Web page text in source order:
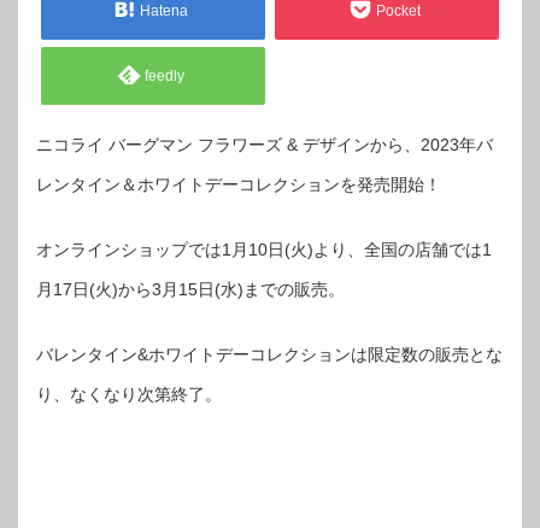
Hatena Pocket
feedly
ニコライ バーグマン フラワーズ & デザインから、2023年バ
レンタイン＆ホワイトデーコレクションを発売開始！
オンラインショップでは1月10日(火)より、全国の店舗では1
月17日(火)から3月15日(水)までの販売。
バレンタイン&ホワイトデーコレクションは限定数の販売とな
り、なくなり次第終了。